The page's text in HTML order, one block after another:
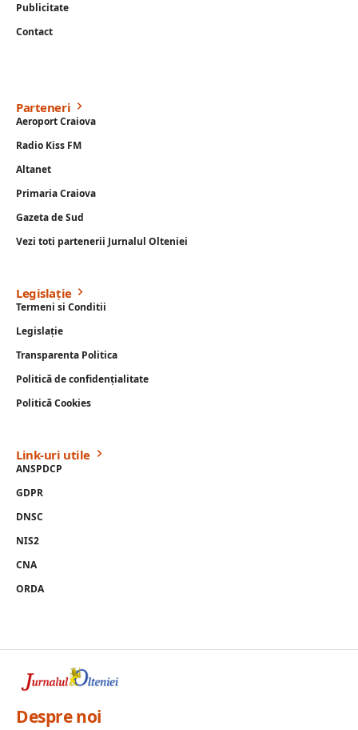
Publicitate
Contact
Parteneri
Aeroport Craiova
Radio Kiss FM
Altanet
Primaria Craiova
Gazeta de Sud
Vezi toti partenerii Jurnalul Olteniei
Legislație
Termeni si Conditii
Legislație
Transparenta Politica
Politică de confidențialitate
Politică Cookies
Link-uri utile
ANSPDCP
GDPR
DNSC
NIS2
CNA
ORDA
Despre noi